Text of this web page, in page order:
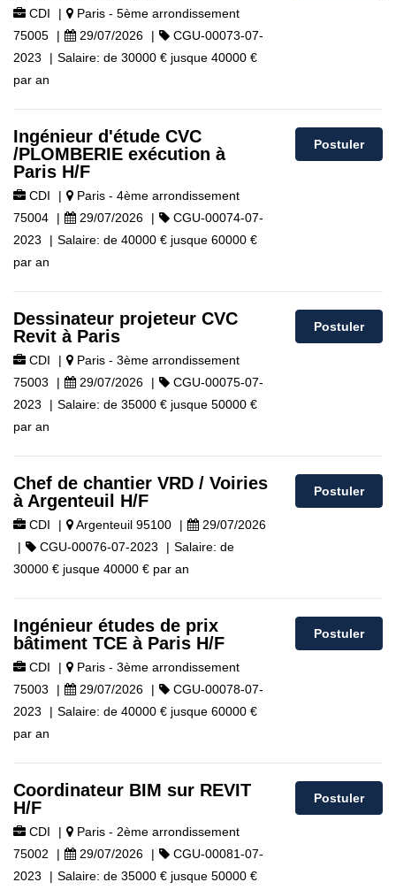
CDI |
Paris - 5ème arrondissement
75005
| 29/07/2026 |
CGU-00073-07-
2023
| Salaire: de 30000 € jusque 40000 €
par an
Ingénieur d'étude CVC
/PLOMBERIE exécution à
Paris H/F
CDI |
Paris - 4ème arrondissement
75004
| 29/07/2026 |
CGU-00074-07-
2023
| Salaire: de 40000 € jusque 60000 €
par an
Postuler
Dessinateur projeteur CVC
Revit à Paris
CDI |
Paris - 3ème arrondissement
75003
| 29/07/2026 |
CGU-00075-07-
2023
| Salaire: de 35000 € jusque 50000 €
par an
Postuler
Chef de chantier VRD / Voiries
à Argenteuil H/F
CDI | Argenteuil 95100 |
29/07/2026
|
CGU-00076-07-2023 | Salaire: de
30000 € jusque 40000 € par an
Postuler
Ingénieur études de prix
bâtiment TCE à Paris H/F
CDI |
Paris - 3ème arrondissement
75003
| 29/07/2026 |
CGU-00078-07-
2023
| Salaire: de 40000 € jusque 60000 €
par an
Postuler
Coordinateur BIM sur REVIT
H/F
CDI |
Paris - 2ème arrondissement
75002
| 29/07/2026 |
CGU-00081-07-
2023
| Salaire: de 35000 € jusque 50000 €
Postuler